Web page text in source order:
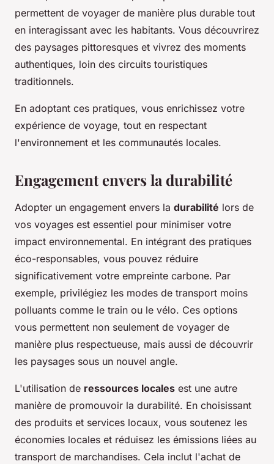
permettent de voyager de manière plus durable tout
en interagissant avec les habitants. Vous découvrirez
des paysages pittoresques et vivrez des moments
authentiques, loin des circuits touristiques
traditionnels.
En adoptant ces pratiques, vous enrichissez votre
expérience de voyage, tout en respectant
l'environnement et les communautés locales.
Engagement envers la durabilité
Adopter un engagement envers la durabilité lors de
vos voyages est essentiel pour minimiser votre
impact environnemental. En intégrant des pratiques
éco-responsables, vous pouvez réduire
significativement votre empreinte carbone. Par
exemple, privilégiez les modes de transport moins
polluants comme le train ou le vélo. Ces options
vous permettent non seulement de voyager de
manière plus respectueuse, mais aussi de découvrir
les paysages sous un nouvel angle.
L'utilisation de ressources locales est une autre
manière de promouvoir la durabilité. En choisissant
des produits et services locaux, vous soutenez les
économies locales et réduisez les émissions liées au
transport de marchandises. Cela inclut l'achat de